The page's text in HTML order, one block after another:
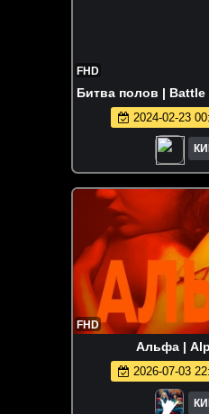
FHD
Битва полов | Battle
2024-02-23
FHD
Альфа |
2026-07-03